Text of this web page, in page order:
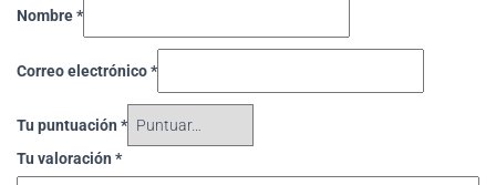
Nombre*
Correo electrónico*
Tu puntuación *
Tu valoración *